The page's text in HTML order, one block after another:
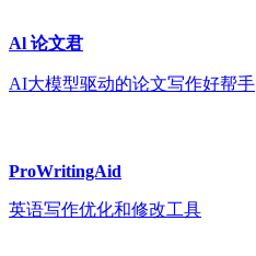
Al 论文君
AI大模型驱动的论文写作好帮手
ProWritingAid
英语写作优化和修改工具